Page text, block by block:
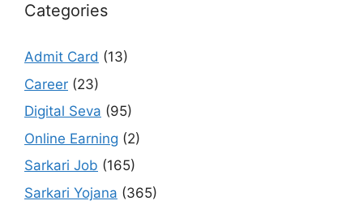
Categories
Admit Card (13)
Career (23)
Digital Seva (95)
Online Earning (2)
Sarkari Job (165)
Sarkari Yojana (365)